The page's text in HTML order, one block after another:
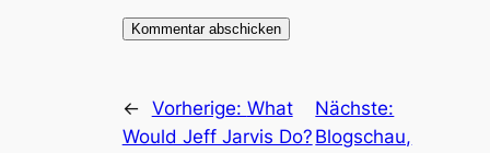
← Vorherige: What
Would Jeff Jarvis Do?
Nächste:
Blogschau,